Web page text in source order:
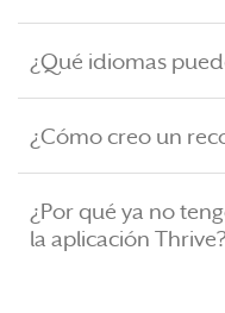
¿Qué idiomas
¿Cómo creo un
¿Por qué ya no
la aplicación